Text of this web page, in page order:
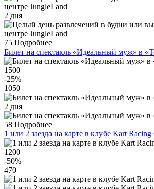
2 дня
75 Подробнее
Билет на спектакль «Идеальный муж» в
1500
-25%
1050
2 дня
58 Подробнее
1 или 2 заезда на карте в клубе Kart
1200
-50%
470